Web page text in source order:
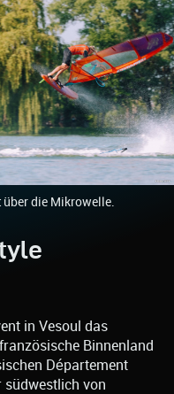
die Mikrowelle.
in Vesoul das
Binnenland
Département
südwestlich von